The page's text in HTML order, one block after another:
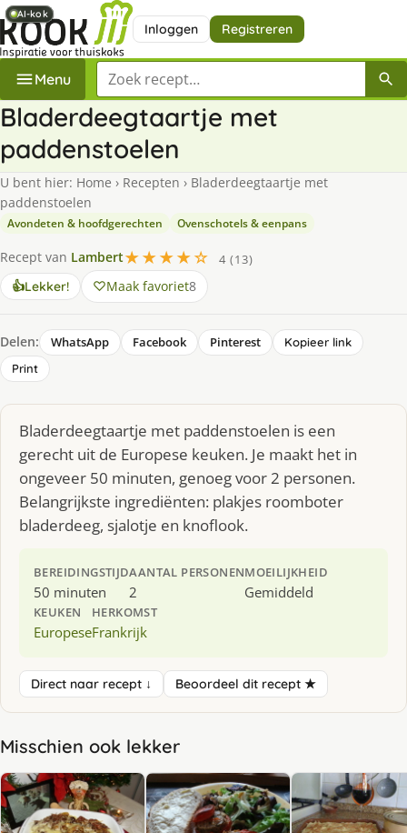
Inloggen Registreren
Menu Zoek een recept
Bladerdeegtaartje met
paddenstoelen
U bent hier: Home › Recepten › Bladerdeegtaartje met
paddenstoelen
Avondeten & hoofdgerechten Ovenschotels & eenpans
Recept van Lambert★★★★☆
4 (13)
👍Lekker! Maak favoriet8
Delen: WhatsApp Facebook Pinterest
Kopieer link
Print
Bladerdeegtaartje met paddenstoelen is een
gerecht uit de Europese keuken. Je maakt het in
ongeveer 50 minuten, genoeg voor 2 personen.
Belangrijkste ingrediënten: plakjes roomboter
bladerdeeg, sjalotje en knoflook.
BEREIDINGSTIJD
50 minuten
AANTAL PERSONEN
2
MOEILIJKHEID
Gemiddeld
KEUKEN
Europese
HERKOMST
Frankrijk
Direct naar recept ↓ Beoordeel dit recept ★
Misschien ook lekker
AI-kok
AI-kok
AI-kok